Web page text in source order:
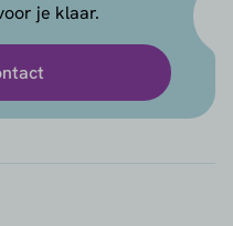
je klaar.